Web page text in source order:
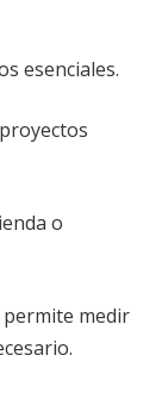
esenciales.
o
permite medir